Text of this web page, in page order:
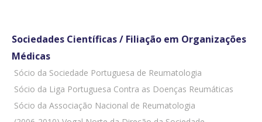
Sociedades Científicas / Filiação em Organizações
Médicas
 Sócio da Sociedade Portuguesa de Reumatologia
 Sócio da Liga Portuguesa Contra as Doenças Reumáticas
 Sócio da Associação Nacional de Reumatologia